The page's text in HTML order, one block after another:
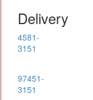
Delivery
4581-
3151
97451-
3151